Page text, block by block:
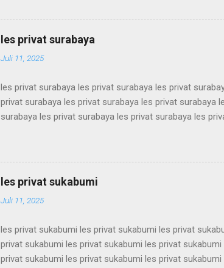
terdekat guru les privat terdekat guru les privat
terdekat guru les privat terdekat guru les privat
terdekat guru les privat terdekat guru les privat
terdekat guru les privat terdekat guru les privat terdekat
les privat surabaya
Juli 11, 2025
les privat surabaya les privat surabaya les privat
privat surabaya les privat surabaya les privat surabaya
surabaya les privat surabaya les privat surabaya les
surabaya les privat surabaya les privat surabaya les
surabaya les privat surabaya les privat surabaya les
surabaya les privat surabaya les privat surabaya les
surabaya les privat surabaya les privat surabaya les
les privat sukabumi
Juli 11, 2025
les privat sukabumi les privat sukabumi les privat
privat sukabumi les privat sukabumi les privat
privat sukabumi les privat sukabumi les privat